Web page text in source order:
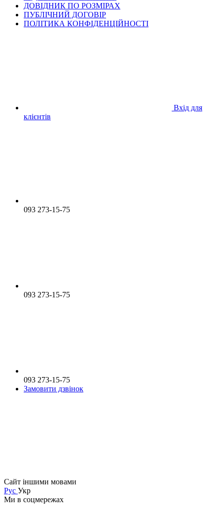
ДОВІДНИК ПО РОЗМІРАХ
ПУБЛІЧНИЙ ДОГОВІР
ПОЛІТИКА КОНФІДЕНЦІЙНОСТІ
Вхід для
клієнтів
093 273-15-75
093 273-15-75
093 273-15-75
Замовити дзвінок
Сайт іншими мовами
Рус Укр
Ми в соцмережах